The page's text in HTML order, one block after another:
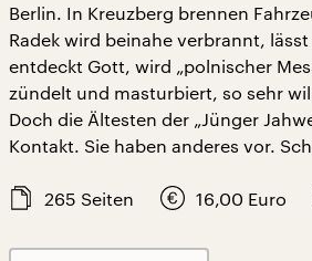
Berlin. In Kreuzberg brennen
Radek wird beinahe verbrannt, lässt
entdeckt Gott, wird „polnischer
zündelt und masturbiert, so sehr
Doch die Ältesten der „Jünger
Kontakt. Sie haben anderes vor.
265 Seiten 16,00 Euro